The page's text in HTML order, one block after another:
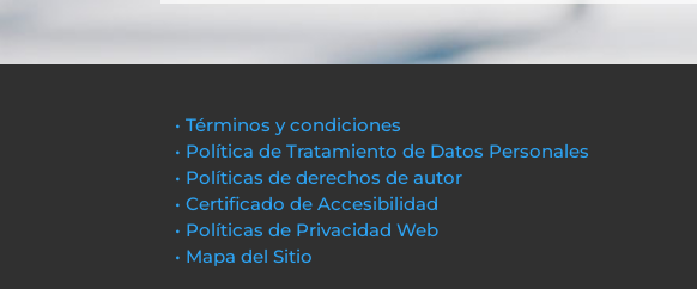
• Términos y condiciones
• Política de Tratamiento de Datos Personales
• Políticas de derechos de autor
• Certificado de Accesibilidad
• Políticas de Privacidad Web
• Mapa del Sitio